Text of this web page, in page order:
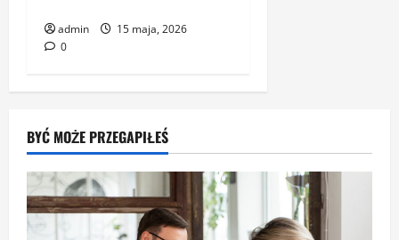
admin
15 maja, 2026
0
BYĆ MOŻE PRZEGAPIŁEŚ